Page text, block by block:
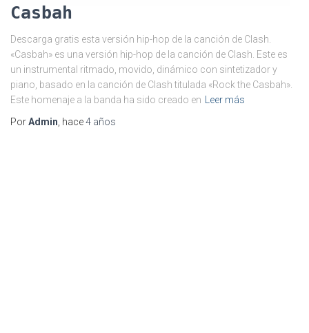
Casbah
Descarga gratis esta versión hip-hop de la canción de Clash.
«Casbah» es una versión hip-hop de la canción de Clash. Este es
un instrumental ritmado, movido, dinámico con sintetizador y
piano, basado en la canción de Clash titulada «Rock the Casbah».
Este homenaje a la banda ha sido creado en
Leer más
PorAdmin , hace4 años